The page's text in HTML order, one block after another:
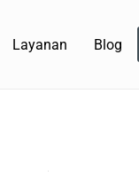
Layanan Blog